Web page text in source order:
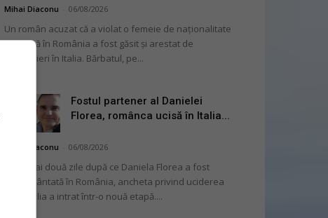
Mihai Diaconu 06/08/2026
Un român acuzat că a violat o femeie de naționalitate
britanică în România a fost găsit și arestat de
carabinieri în Italia. Bărbatul, pe...
Fostul partener al Danielei
Florea, românca ucisă în Italia...
Mihai Diaconu 06/08/2026
La numai două zile după ce Daniela Florea a fost
înmormântată în România, ancheta privind uciderea
sa în Italia a intrat într-o nouă etapă....